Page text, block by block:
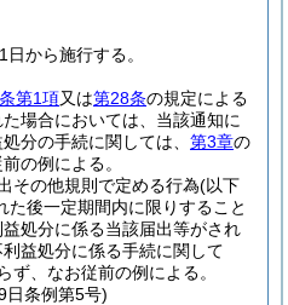
から施行する。
第1項又は第28条の規定による
場合においては、当該通知に
分の手続に関しては、 第3章の
の例による。
その他規則で定める行為(以下
た後一定期間内に限りすること
処分に係る当該届出等がされ
益処分に係る手続に関して
ず、なお従前の例による。
日条例第5号)